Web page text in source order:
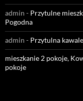
admin - Przytulne
Pogodna
admin - Przytulna
mieszkanie 2 pokoje,
pokoje